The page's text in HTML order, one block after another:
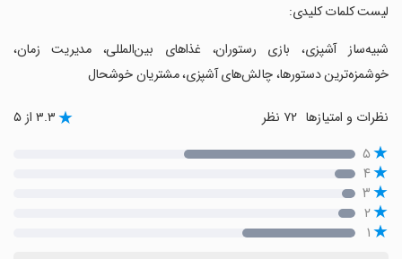
‏لیست کلمات کلیدی:
‏شبیه‌ساز آشپزی، بازی رستوران، غذاهای بین‌المللی، مدیریت زمان،
خوشمزه‌ترین دستورها، چالش‌های آشپزی، مشتریان خوشحال
نظرات و امتیازها ۳.۳ از ۵
۵
۴
۳
۲
۱